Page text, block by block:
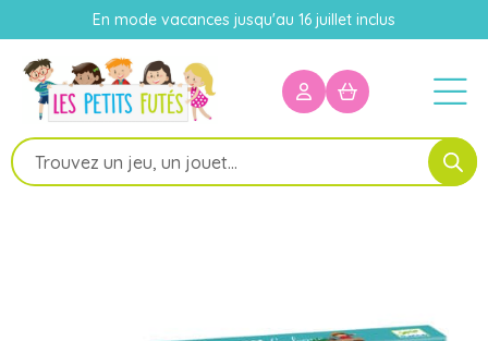
En mode vacances jusqu'au 16 juillet inclus
Recherche
de
produits